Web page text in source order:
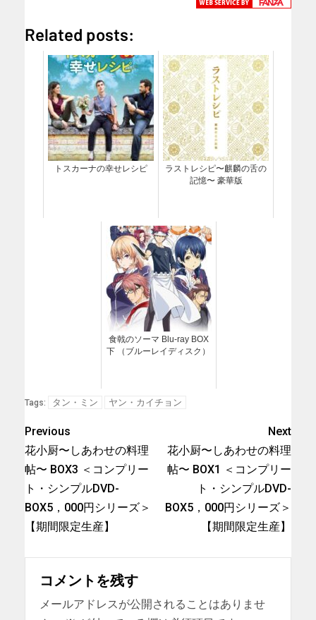
Related posts:
トスカーナの幸せレシピ
ラストレシピ〜麒麟の舌の
記憶〜 豪華版
食戟のソーマ Blu-ray BOX
下 （ブルーレイディスク）
Tags: タン・ミン ヤン・カイチョン
Previous
花小厨〜しあわせの料理
帖〜 BOX3 ＜コンプリー
ト・シンプルDVD-
BOX5，000円シリーズ＞
【期間限定生産】
Next
花小厨〜しあわせの料理
帖〜 BOX1 ＜コンプリー
ト・シンプルDVD-
BOX5，000円シリーズ＞
【期間限定生産】
コメントを残す
メールアドレスが公開されることはありませ